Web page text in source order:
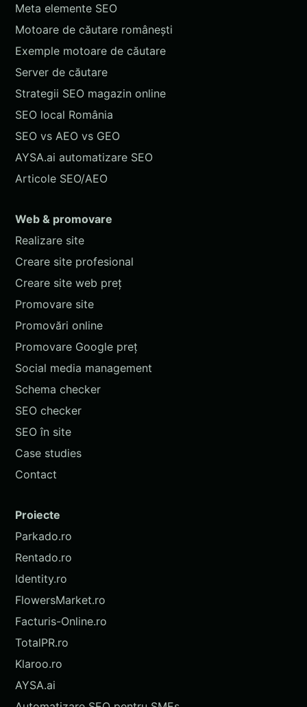
Meta elemente SEO
Motoare de căutare românești
Exemple motoare de căutare
Server de căutare
Strategii SEO magazin online
SEO local România
SEO vs AEO vs GEO
AYSA.ai automatizare SEO
Articole SEO/AEO
Web & promovare
Realizare site
Creare site profesional
Creare site web preț
Promovare site
Promovări online
Promovare Google preț
Social media management
Schema checker
SEO checker
SEO în site
Case studies
Contact
Proiecte
Parkado.ro
Rentado.ro
Identity.ro
FlowersMarket.ro
Facturis-Online.ro
TotalPR.ro
Klaroo.ro
AYSA.ai